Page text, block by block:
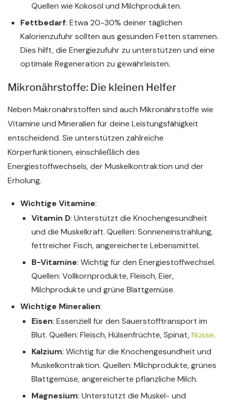
Quellen wie Kokosöl und Milchprodukten.
Fettbedarf: Etwa 20-30% deiner täglichen
Kalorienzufuhr sollten aus gesunden Fetten stammen.
Dies hilft, die Energiezufuhr zu unterstützen und eine
optimale Regeneration zu gewährleisten.
Mikronährstoffe: Die kleinen Helfer
Neben Makronährstoffen sind auch Mikronährstoffe wie
Vitamine und Mineralien für deine Leistungsfähigkeit
entscheidend. Sie unterstützen zahlreiche
Körperfunktionen, einschließlich des
Energiestoffwechsels, der Muskelkontraktion und der
Erholung.
Wichtige Vitamine:
Vitamin D: Unterstützt die Knochengesundheit
und die Muskelkraft. Quellen: Sonneneinstrahlung,
fettreicher Fisch, angereicherte Lebensmittel.
B-Vitamine: Wichtig für den Energiestoffwechsel.
Quellen: Vollkornprodukte, Fleisch, Eier,
Milchprodukte und grüne Blattgemüse.
Wichtige Mineralien:
Eisen: Essenziell für den Sauerstofftransport im
Blut. Quellen: Fleisch, Hülsenfrüchte, Spinat,Nüsse.
Kalzium: Wichtig für die Knochengesundheit und
Muskelkontraktion. Quellen: Milchprodukte, grünes
Blattgemüse, angereicherte pflanzliche Milch.
Magnesium: Unterstützt die Muskel- und